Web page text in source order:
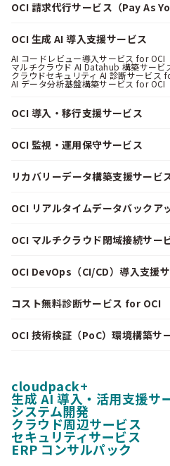
OCI 請求代行サービス（Pay As
OCI 生成 AI 導入支援サービス
AI コードレビュー導入サービス for OCI
マルチクラウド AI Datahub 構築サービ
クラウドセキュリティ AI 診断サービス
AI データ分析基盤構築サービス for OCI
OCI 導入・移行支援サービス
OCI 監視・運用保守サービス
リカバリーデータ構築支援サービ
OCI リアルタイムデータバックア
OCI マルチクラウド閉域接続サー
OCI DevOps（CI/CD）導入支援
コスト無料診断サービス for OCI
OCI 技術検証（PoC）環境構築サ
cloudpack+
生成 AI 導入・活用支援サ
システム開発
クラウド周辺サービス
セキュリティサービス
ERP コンサルパック